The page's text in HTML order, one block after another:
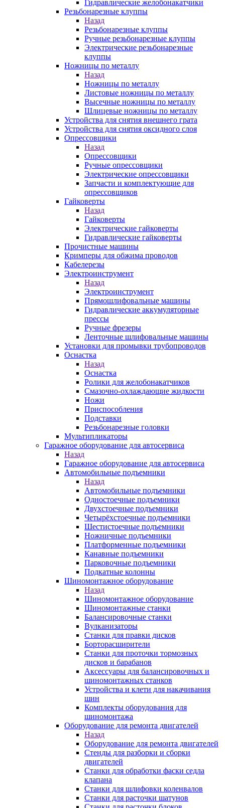
Гидравлические желобонакатчики
Резьбонарезные клуппы
Назад
Резьбонарезные клуппы
Ручные резьбонарезные клуппы
Электрические резьбонарезные
клуппы
Ножницы по металлу
Назад
Ножницы по металлу
Листовые ножницы по металлу
Высечные ножницы по металлу
Шлицевые ножницы по металлу
Устройства для снятия внешнего грата
Устройства для снятия оксидного слоя
Опрессовщики
Назад
Опрессовщики
Ручные опрессовщики
Электрические опрессовщики
Запчасти и комплектующие для
опрессовщиков
Гайковерты
Назад
Гайковерты
Электрические гайковерты
Гидравлические гайковерты
Прочистные машины
Кримперы для обжима проводов
Кабелерезы
Электроинструмент
Назад
Электроинструмент
Прямошлифовальные машины
Гидравлические аккумуляторные
прессы
Ручные фрезеры
Ленточные шлифовальные машины
Установки для промывки трубопроводов
Оснастка
Назад
Оснастка
Ролики для желобонакатчиков
Смазочно-охлаждающие жидкости
Ножи
Приспособления
Подставки
Резьбонарезные головки
Мультипликаторы
Гаражное оборудование для автосервиса
Назад
Гаражное оборудование для автосервиса
Автомобильные подъемники
Назад
Автомобильные подъемники
Одностоечные подъемники
Двухстоечные подъемники
Четырёхстоечные подъемники
Шестистоечные подъемники
Ножничные подъемники
Платформенные подъемники
Канавные подъемники
Парковочные подъемники
Подкатные колонны
Шиномонтажное оборудование
Назад
Шиномонтажное оборудование
Шиномонтажные станки
Балансировочные станки
Вулканизаторы
Станки для правки дисков
Борторасширители
Станки для проточки тормозных
дисков и барабанов
Аксессуары для балансировочных и
шиномонтажных станков
Устройства и клети для накачивания
шин
Комплекты оборудования для
шиномонтажа
Оборудование для ремонта двигателей
Назад
Оборудование для ремонта двигателей
Стенды для разборки и сборки
двигателей
Станки для обработки фаски седла
клапана
Станки для шлифовки коленвалов
Станки для расточки шатунов